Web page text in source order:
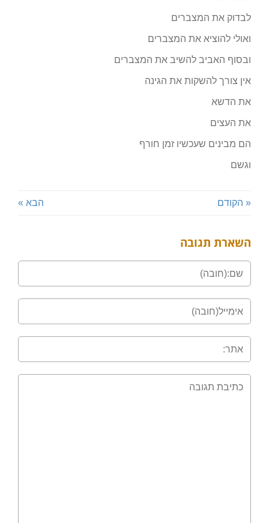
לבדוק את המצברים
ואולי להוציא את המצברים
ובסוף האביב להשיב את המצברים
אין צורך להשקות את הגינה
את הדשא
את העצים
הם מבינים שעכשיו זמן חורף
וגשם
« הקודם הבא »
השארת תגובה